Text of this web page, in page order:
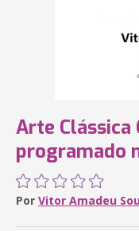
Arte Clássica
programado
Por Vitor Amadeu